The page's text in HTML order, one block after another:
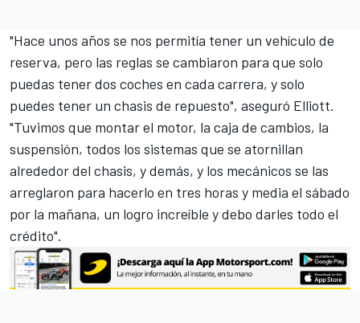
"Hace unos años se nos permitía tener un vehículo de
reserva, pero las reglas se cambiaron para que solo
puedas tener dos coches en cada carrera, y solo
puedes tener un chasis de repuesto", aseguró Elliott.
"Tuvimos que montar el motor, la caja de cambios, la
suspensión, todos los sistemas que se atornillan
alrededor del chasis, y demás, y los mecánicos se las
arreglaron para hacerlo en tres horas y media el sábado
por la mañana, un logro increíble y debo darles todo el
crédito".